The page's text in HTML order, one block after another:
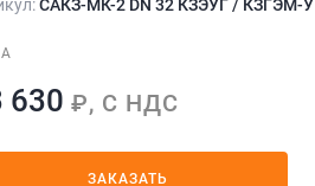
САКЗ-МК-2 DN 32 КЗЭУГ / КЗГЭМ-У
630 ₽, С НДС
ЗАКАЗАТЬ